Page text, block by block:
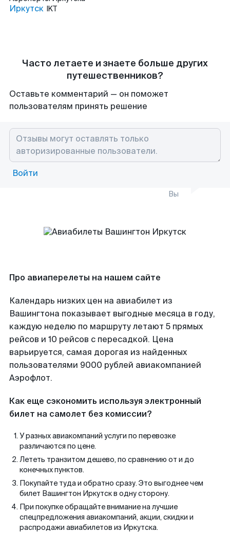
Иркутск IKT
Часто летаете и знаете больше других
путешественников?
Оставьте комментарий — он поможет
пользователям принять решение
Войти
Вы
Про авиаперелеты на нашем сайте
Календарь низких цен на авиабилет из
Вашингтона показывает выгодные месяца в году,
каждую неделю по маршруту летают 5 прямых
рейсов и 10 рейсов с пересадкой. Цена
варьируется, самая дорогая из найденных
пользователями 9000 рублей авиакомпанией
Аэрофлот.
Как еще сэкономить используя электронный
билет на самолет без комиссии?
У разных авиакомпаний услуги по перевозке
различаются по цене.
Лететь транзитом дешево, по сравнению от и до
конечных пунктов.
Покупайте туда и обратно сразу. Это выгоднее чем
билет Вашингтон Иркутск в одну сторону.
При покупке обращайте внимание на лучшие
спецпредложения авиакомпаний, акции, скидки и
распродажи авиабилетов из Иркутска.